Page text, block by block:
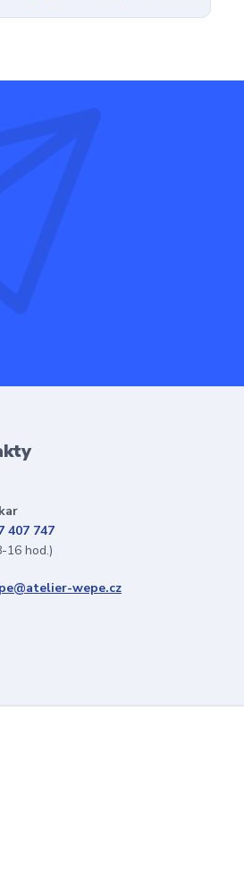
407 747
16 hod.)
wepe.cz